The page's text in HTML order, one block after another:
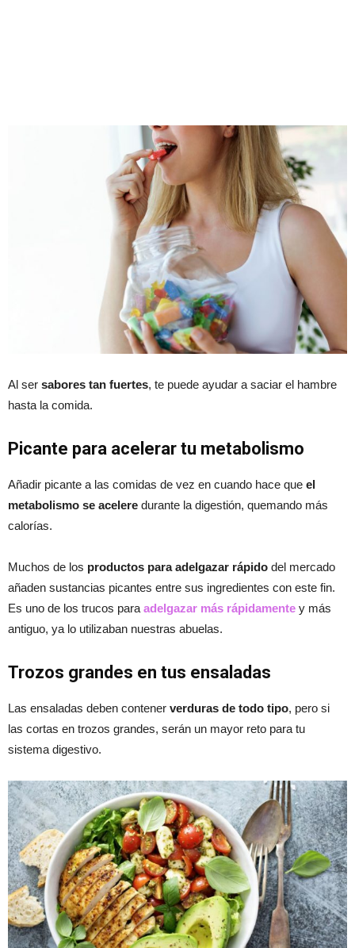
Al ser sabores tan fuertes, te puede ayudar a saciar el hambre
hasta la comida.
Picante para acelerar tu metabolismo
Añadir picante a las comidas de vez en cuando hace que el
metabolismo se acelere durante la digestión, quemando más
calorías.
Muchos de los productos para adelgazar rápido del mercado
añaden sustancias picantes entre sus ingredientes con este fin.
Es uno de los trucos para adelgazar más rápidamente y más
antiguo, ya lo utilizaban nuestras abuelas.
Trozos grandes en tus ensaladas
Las ensaladas deben contener verduras de todo tipo, pero si
las cortas en trozos grandes, serán un mayor reto para tu
sistema digestivo.